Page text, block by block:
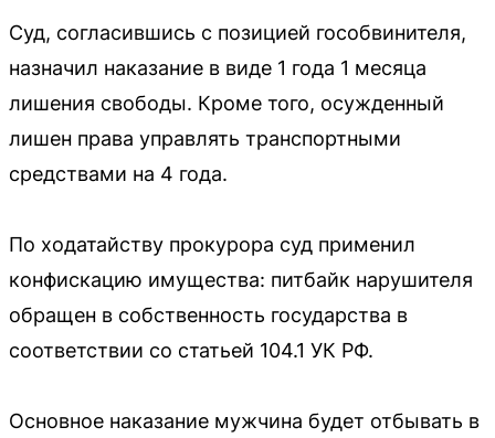
Суд, согласившись с позицией гособвинителя,
назначил наказание в виде 1 года 1 месяца
лишения свободы. Кроме того, осужденный
лишен права управлять транспортными
средствами на 4 года.
По ходатайству прокурора суд применил
конфискацию имущества: питбайк нарушителя
обращен в собственность государства в
соответствии со статьей 104.1 УК РФ.
Основное наказание мужчина будет отбывать в